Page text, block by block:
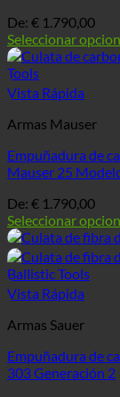
De: € 1.790,00
Seleccionar
Vista Rápida
Armas Mauser
Empuñadura de
Mauser 25
De: € 1.790,00
Seleccionar
Vista Rápida
Armas Sauer
Empuñadura de
303 Generación 2